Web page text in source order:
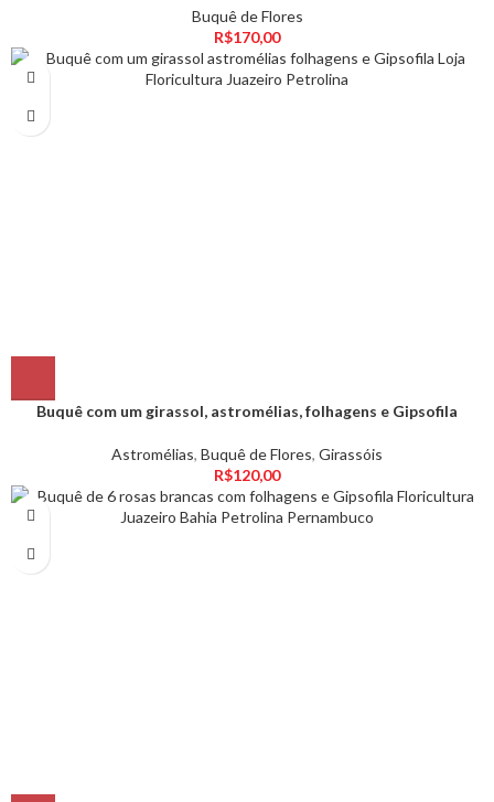
Buquê de Flores
R$170,00
Buquê com um girassol, astromélias, folhagens e Gipsofila
Astromélias, Buquê de Flores, Girassóis
R$120,00